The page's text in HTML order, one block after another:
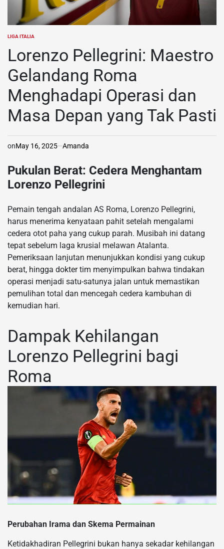
POSTED
LIGA ITALIA
Lorenzo Pellegrini: Maestro
Gelandang Roma
Menghadapi Operasi dan
Masa Depan yang Tak Pasti
onMay 16, 2025 Amanda
Pukulan Berat: Cedera Menghantam
Lorenzo Pellegrini
Pemain tengah andalan AS Roma, Lorenzo Pellegrini,
harus menerima kenyataan pahit setelah mengalami
cedera otot paha yang cukup parah. Musibah ini datang
tepat sebelum laga krusial melawan Atalanta.
Pemeriksaan lanjutan menunjukkan kondisi yang cukup
berat, hingga dokter tim menyimpulkan bahwa tindakan
operasi menjadi satu-satunya jalan untuk memastikan
pemulihan total dan mencegah cedera kambuhan di
kemudian hari.
Dampak Kehilangan
Lorenzo Pellegrini bagi
Roma
Perubahan Irama dan Skema Permainan
Ketidakhadiran Pellegrini bukan hanya sekadar kehilangan